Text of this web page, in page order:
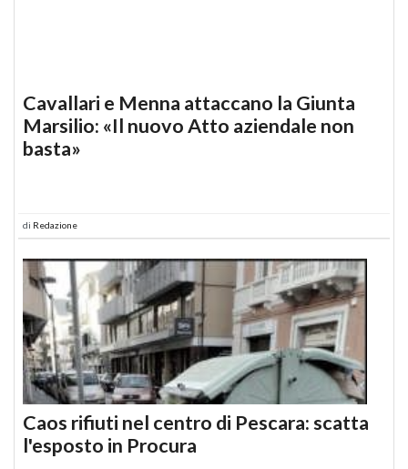
Cavallari e Menna attaccano la Giunta
Marsilio: «Il nuovo Atto aziendale non
basta»
di Redazione
Caos rifiuti nel centro di Pescara: scatta
l'esposto in Procura